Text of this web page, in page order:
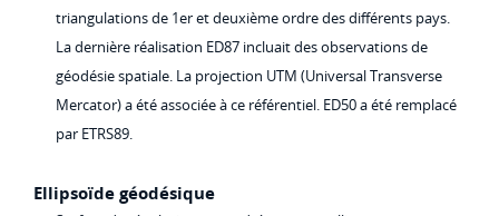
triangulations de 1er et deuxième ordre des différents pays.
La dernière réalisation ED87 incluait des observations de
géodésie spatiale. La projection UTM (Universal Transverse
Mercator) a été associée à ce référentiel. ED50 a été remplacé
par ETRS89.
Ellipsoïde géodésique